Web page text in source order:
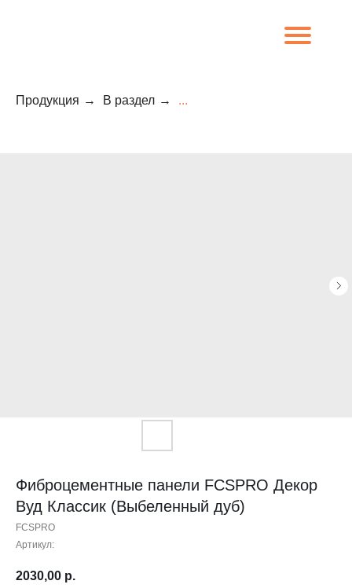
Продукция → В раздел → ...
Фиброцементные панели FCSPRO Декор
Вуд Классик (Выбеленный дуб)
FCSPRO
Артикул:
2030,00 р.